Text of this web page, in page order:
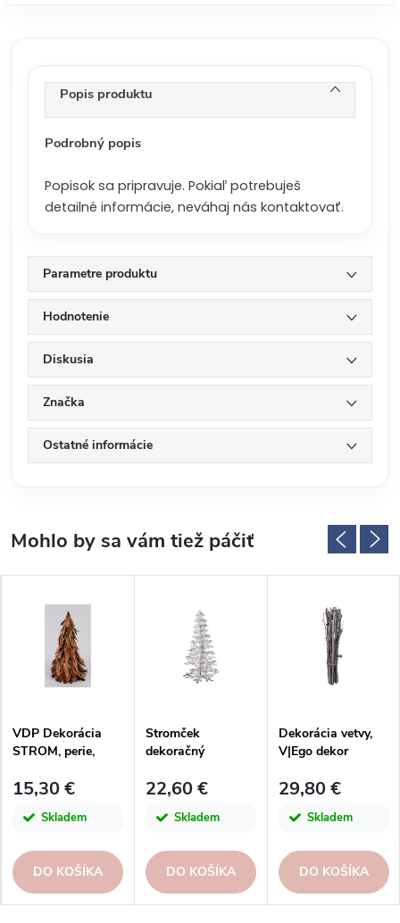
Popis produktu
Podrobný popis
Popisok sa pripravuje. Pokiaľ potrebuješ
detailné informácie, neváhaj nás kontaktovať.
Parametre produktu
Hodnotenie
Diskusia
Značka
Ostatné informácie
VDP Dekorácia
STROM, perie,
11x11x21cm, ks
15,30 €
Skladem
DO KOŠÍKA
Stromček
dekoračný
22x39cm|Kaheku
22,60 €
Skladem
DO KOŠÍKA
Dekorácia vetvy,
V|Ego dekor
29,80 €
Skladem
DO KOŠÍKA